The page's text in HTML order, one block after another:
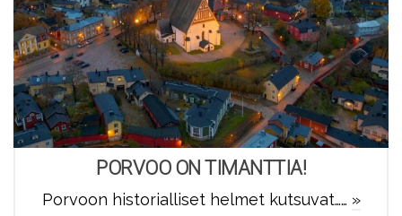
PORVOO ON TIMANTTIA!
Porvoon historialliset helmet kutsuvat…… »